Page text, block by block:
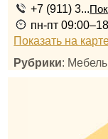
+7 (911) 3...
пн-пт
Показать на
Рубрики: